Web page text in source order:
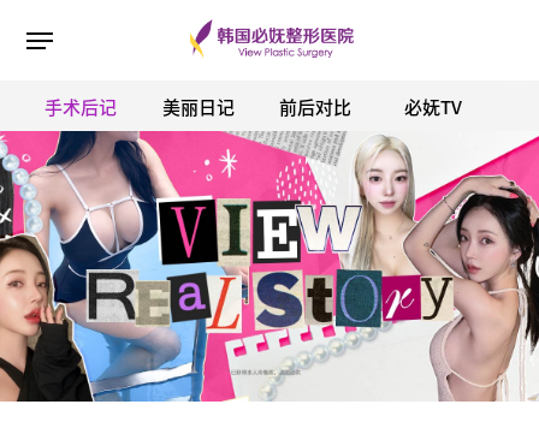
ESC 버튼을 누르면 검색창을 닫을 수 있습니다.
手术后记 美丽日记 前后对比 必妩TV